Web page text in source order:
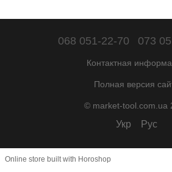
068 051-22-70 073
Контактная
Полная версия
© market-tool.com.ua
Укр Рус
Online store built with Horoshop